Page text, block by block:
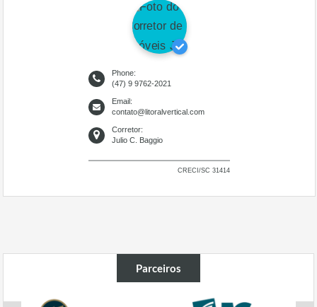
Phone:
(47) 9 9762-2021
Email:
contato@litoralvertical.com
Corretor:
Julio C. Baggio
CRECI/SC 31414
Parceiros